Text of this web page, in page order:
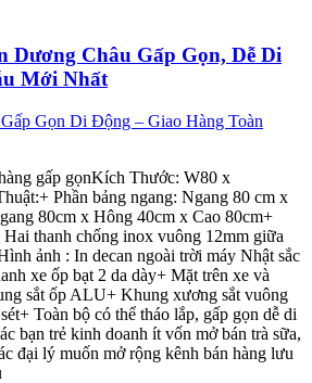
Dương Châu Gấp Gọn, Dễ Di
Mới Nhất
gấp gọnKích Thước: W80 x
Phần bảng ngang: Ngang 80 cm x
80cm x Hông 40cm x Cao 80cm+
thanh chống inox vuông 12mm giữa
ảnh : In decan ngoài trời máy Nhật sắc
xe ốp bạt 2 da dày+ Mặt trên xe và
sắt ốp ALU+ Khung xương sắt vuông
Toàn bộ có thể tháo lắp, gấp gọn dễ di
bạn trẻ kinh doanh ít vốn mở bán trà sữa,
đại lý muốn mở rộng kênh bán hàng lưu